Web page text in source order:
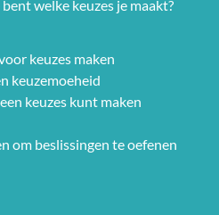
welke keuzes je maakt?
keuzes maken
keuzemoeheid
keuzes kunt maken
om beslissingen te oefenen